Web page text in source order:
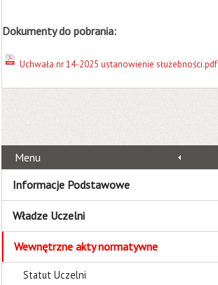
Dokumenty do pobrania:
Uchwała nr 14-2025 ustanowienie służebności.pdf
Menu
Informacje Podstawowe
Władze Uczelni
Wewnętrzne akty normatywne
Statut Uczelni